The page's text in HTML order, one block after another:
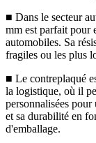
■ Dans le secteur
mm est parfait pour
automobiles. Sa
fragiles ou les plus
■ Le contreplaqué
la logistique, où il
personnalisées
et sa durabilité en
d'emballage.